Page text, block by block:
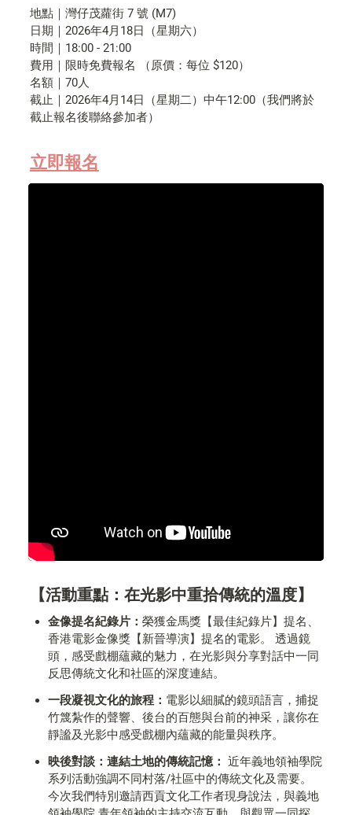
地點｜灣仔茂蘿街 7 號 (M7)
日期｜2026年4月18日（星期六）
時間｜18:00 - 21:00
費用｜限時免費報名 （原價：每位 $120）
名額｜70人
截止｜2026年4月14日（星期二）中午12:00（我們將於
截止報名後聯絡參加者）
立即報名
【活動重點：在光影中重拾傳統的溫度】
金像提名紀錄片：榮獲金馬獎【最佳紀錄片】提名、
香港電影金像獎【新晉導演】提名的電影。 透過鏡
頭，感受戲棚蘊藏的魅力，在光影與分享對話中一同
反思傳統文化和社區的深度連結。
一段凝視文化的旅程： 電影以細膩的鏡頭語言，捕捉
竹篾紮作的聲響、後台的百態與台前的神采，讓你在
靜謐及光影中感受戲棚內蘊藏的能量與秩序。
映後對談：連結土地的傳統記憶： 近年義地領袖學院
系列活動強調不同村落/社區中的傳統文化及需要。
今次我們特別邀請西貢文化工作者現身說法，與義地